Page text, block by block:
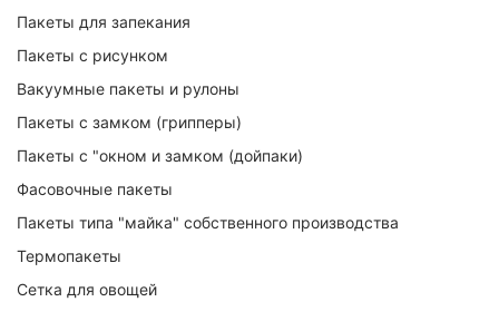
Пакеты для запекания
Пакеты с рисунком
Вакуумные пакеты и рулоны
Пакеты с замком (грипперы)
Пакеты с "окном и замком (дойпаки)
Фасовочные пакеты
Пакеты типа "майка" собственного производства
Термопакеты
Сетка для овощей